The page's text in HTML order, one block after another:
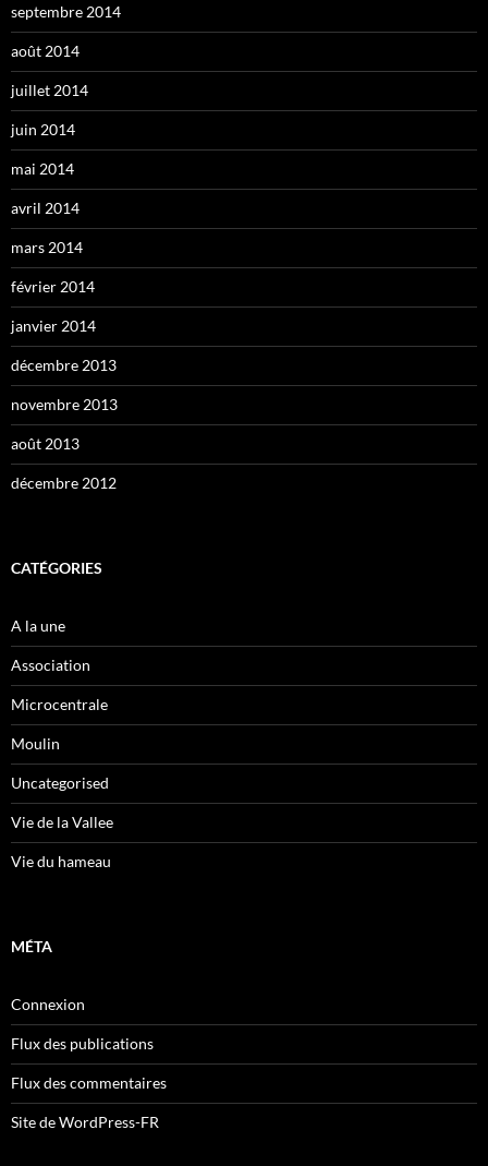
septembre 2014
août 2014
juillet 2014
juin 2014
mai 2014
avril 2014
mars 2014
février 2014
janvier 2014
décembre 2013
novembre 2013
août 2013
décembre 2012
CATÉGORIES
A la une
Association
Microcentrale
Moulin
Uncategorised
Vie de la Vallee
Vie du hameau
MÉTA
Connexion
Flux des publications
Flux des commentaires
Site de WordPress-FR